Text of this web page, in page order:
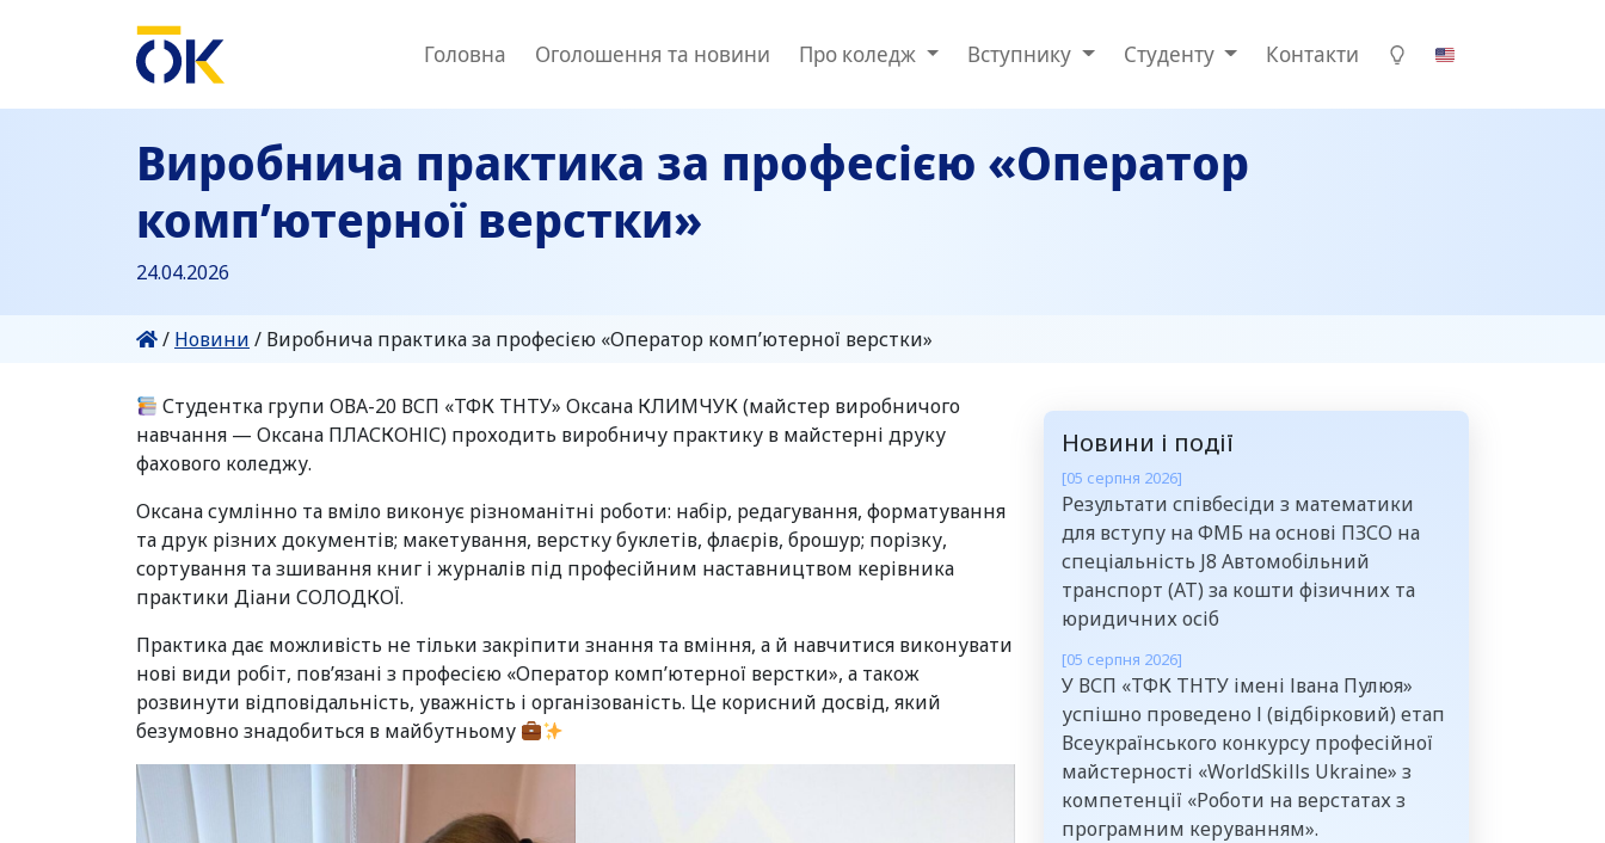
Головна Оголошення та новини Про коледж Вступнику Студенту Контакти
Виробнича практика за професією «Оператор
комп’ютерної верстки»
24.04.2026
/ Новини / Виробнича практика за професією «Оператор комп’ютерної верстки»
Студентка групи ОВА-20 ВСП «ТФК ТНТУ» Оксана КЛИМЧУК (майстер виробничого
навчання — Оксана ПЛАСКОНІС) проходить виробничу практику в майстерні друку
фахового коледжу.
Оксана сумлінно та вміло виконує різноманітні роботи: набір, редагування, форматування
та друк різних документів; макетування, верстку буклетів, флаєрів, брошур; порізку,
сортування та зшивання книг і журналів під професійним наставництвом керівника
практики Діани СОЛОДКОЇ.
Практика дає можливість не тільки закріпити знання та вміння, а й навчитися виконувати
нові види робіт, пов’язані з професією «Оператор комп’ютерної верстки», а також
розвинути відповідальність, уважність і організованість. Це корисний досвід, який
безумовно знадобиться в майбутньому
Новини і події
[05 серпня 2026]
Результати співбесіди з математики
для вступу на ФМБ на основі ПЗСО на
спеціальність J8 Автомобільний
транспорт (АТ) за кошти фізичних та
юридичних осіб
[05 серпня 2026]
У ВСП «ТФК ТНТУ імені Івана Пулюя»
успішно проведено І (відбірковий) етап
Всеукраїнського конкурсу професійної
майстерності «WorldSkills Ukraine» з
компетенції «Роботи на верстатах з
програмним керуванням».